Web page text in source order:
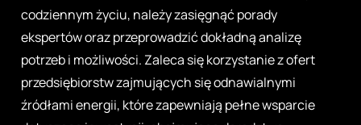
codziennym życiu, należy zasięgnąć porady
ekspertów oraz przeprowadzić dokładną analizę
potrzeb i możliwości. Zaleca się korzystanie z ofert
przedsiębiorstw zajmujących się odnawialnymi
źródłami energii, które zapewniają pełne wsparcie